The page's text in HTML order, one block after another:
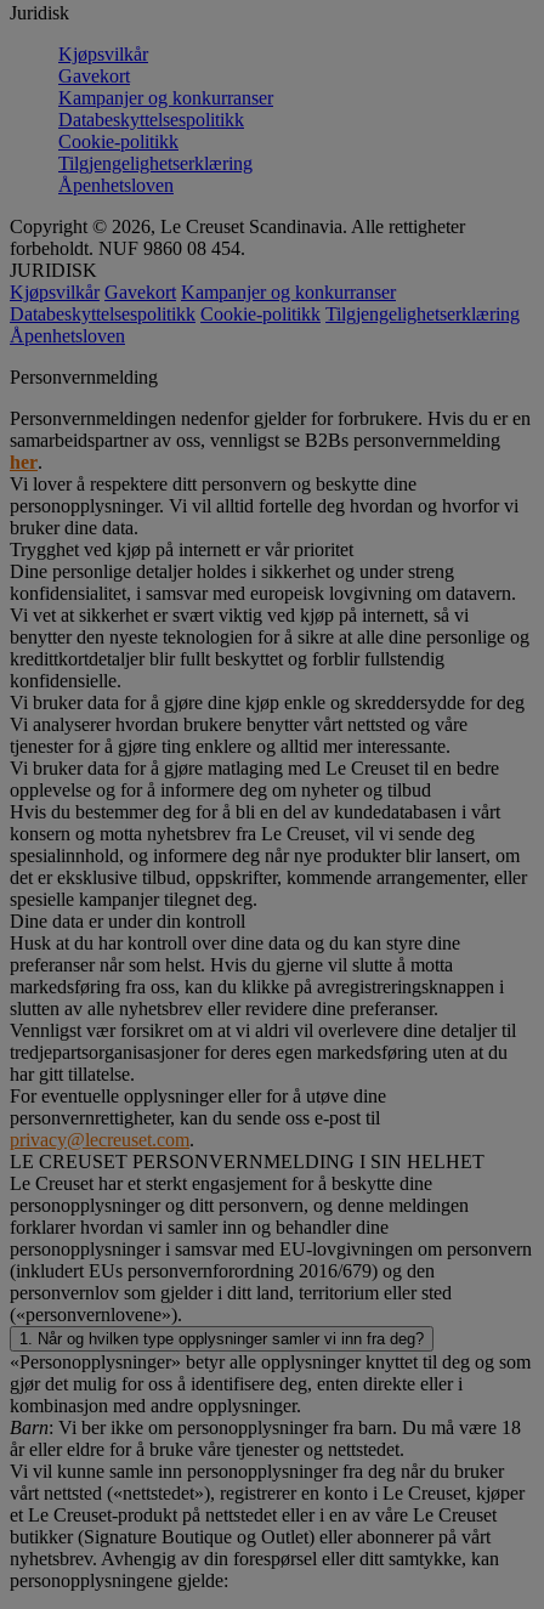
Juridisk
Kjøpsvilkår
Gavekort
Kampanjer og konkurranser
Databeskyttelsespolitikk
Cookie-politikk
Tilgjengelighetserklæring
Åpenhetsloven
Copyright © 2026, Le Creuset Scandinavia. Alle rettigheter
forbeholdt. NUF 9860 08 454.
JURIDISK
Kjøpsvilkår Gavekort Kampanjer og konkurranser
Databeskyttelsespolitikk Cookie-politikk Tilgjengelighetserklæring
Åpenhetsloven
Personvernmelding
Personvernmeldingen nedenfor gjelder for forbrukere. Hvis du er en
samarbeidspartner av oss, vennligst se B2Bs personvernmelding
her.
Vi lover å respektere ditt personvern og beskytte dine
personopplysninger. Vi vil alltid fortelle deg hvordan og hvorfor vi
bruker dine data.
Trygghet ved kjøp på internett er vår prioritet
Dine personlige detaljer holdes i sikkerhet og under streng
konfidensialitet, i samsvar med europeisk lovgivning om datavern.
Vi vet at sikkerhet er svært viktig ved kjøp på internett, så vi
benytter den nyeste teknologien for å sikre at alle dine personlige og
kredittkortdetaljer blir fullt beskyttet og forblir fullstendig
konfidensielle.
Vi bruker data for å gjøre dine kjøp enkle og skreddersydde for deg
Vi analyserer hvordan brukere benytter vårt nettsted og våre
tjenester for å gjøre ting enklere og alltid mer interessante.
Vi bruker data for å gjøre matlaging med Le Creuset til en bedre
opplevelse og for å informere deg om nyheter og tilbud
Hvis du bestemmer deg for å bli en del av kundedatabasen i vårt
konsern og motta nyhetsbrev fra Le Creuset, vil vi sende deg
spesialinnhold, og informere deg når nye produkter blir lansert, om
det er eksklusive tilbud, oppskrifter, kommende arrangementer, eller
spesielle kampanjer tilegnet deg.
Dine data er under din kontroll
Husk at du har kontroll over dine data og du kan styre dine
preferanser når som helst. Hvis du gjerne vil slutte å motta
markedsføring fra oss, kan du klikke på avregistreringsknappen i
slutten av alle nyhetsbrev eller revidere dine preferanser.
Vennligst vær forsikret om at vi aldri vil overlevere dine detaljer til
tredjepartsorganisasjoner for deres egen markedsføring uten at du
har gitt tillatelse.
For eventuelle opplysninger eller for å utøve dine
personvernrettigheter, kan du sende oss e-post til
privacy@lecreuset.com.
LE CREUSET PERSONVERNMELDING I SIN HELHET
Le Creuset har et sterkt engasjement for å beskytte dine
personopplysninger og ditt personvern, og denne meldingen
forklarer hvordan vi samler inn og behandler dine
personopplysninger i samsvar med EU-lovgivningen om personvern
(inkludert EUs personvernforordning 2016/679) og den
personvernlov som gjelder i ditt land, territorium eller sted
(«personvernlovene»).
1. Når og hvilken type opplysninger samler vi inn fra deg?
«Personopplysninger» betyr alle opplysninger knyttet til deg og som
gjør det mulig for oss å identifisere deg, enten direkte eller i
kombinasjon med andre opplysninger.
Barn: Vi ber ikke om personopplysninger fra barn. Du må være 18
år eller eldre for å bruke våre tjenester og nettstedet.
Vi vil kunne samle inn personopplysninger fra deg når du bruker
vårt nettsted («nettstedet»), registrerer en konto i Le Creuset, kjøper
et Le Creuset-produkt på nettstedet eller i en av våre Le Creuset
butikker (Signature Boutique og Outlet) eller abonnerer på vårt
nyhetsbrev. Avhengig av din forespørsel eller ditt samtykke, kan
personopplysningene gjelde: